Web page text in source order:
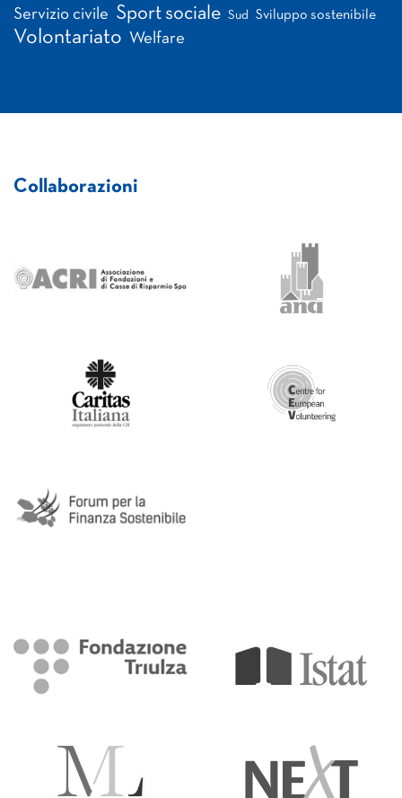
Servizio civile Sport sociale Sud Sviluppo sostenibile
Volontariato Welfare
Collaborazioni